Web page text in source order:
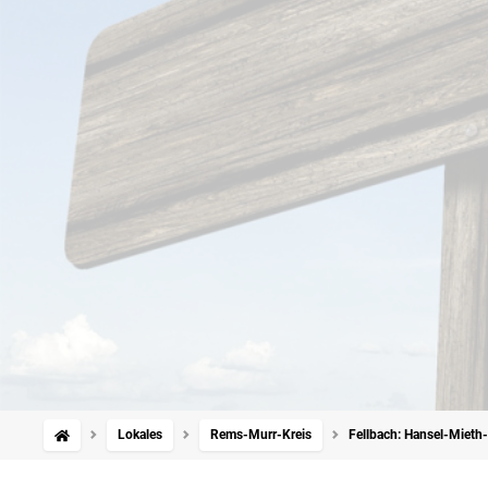
Lokales Rems-Murr-Kreis Fellbach: Hansel-